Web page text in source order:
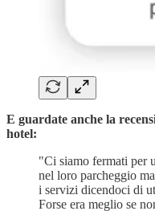
E guardate anche la
hotel:
"Ci siamo fermati per
nel loro parcheggio
i servizi dicendoci di
Forse era meglio se